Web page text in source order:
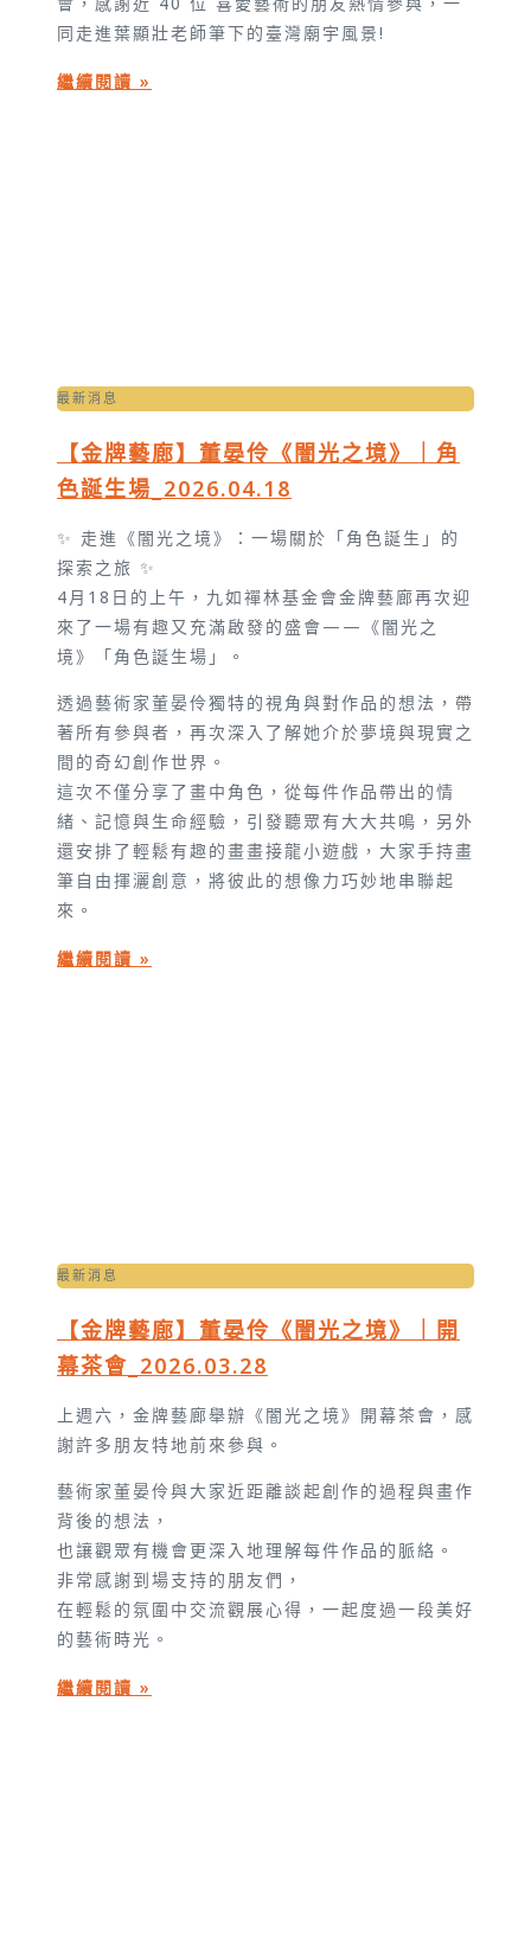
同走進葉顯壯老師筆下的臺灣廟宇風景!
繼續閱讀 »
最新消息
【金牌藝廊】董晏伶《闇光之境》｜角
色誕生場_2026.04.18
✨ 走進《闇光之境》：一場關於「角色誕生」的
探索之旅 ✨
4月18日的上午，九如禪林基金會金牌藝廊再次迎
來了一場有趣又充滿啟發的盛會——《闇光之
境》「角色誕生場」。
透過藝術家董晏伶獨特的視角與對作品的想法，帶
著所有參與者，再次深入了解她介於夢境與現實之
間的奇幻創作世界。
這次不僅分享了畫中角色，從每件作品帶出的情
緒、記憶與生命經驗，引發聽眾有大大共鳴，另外
還安排了輕鬆有趣的畫畫接龍小遊戲，大家手持畫
筆自由揮灑創意，將彼此的想像力巧妙地串聯起
來。
繼續閱讀 »
最新消息
【金牌藝廊】董晏伶《闇光之境》｜開
幕茶會_2026.03.28
上週六，金牌藝廊舉辦《闇光之境》開幕茶會，感
謝許多朋友特地前來參與。
藝術家董晏伶與大家近距離談起創作的過程與畫作
背後的想法，
也讓觀眾有機會更深入地理解每件作品的脈絡。
非常感謝到場支持的朋友們，
在輕鬆的氛圍中交流觀展心得，一起度過一段美好
的藝術時光。
繼續閱讀 »